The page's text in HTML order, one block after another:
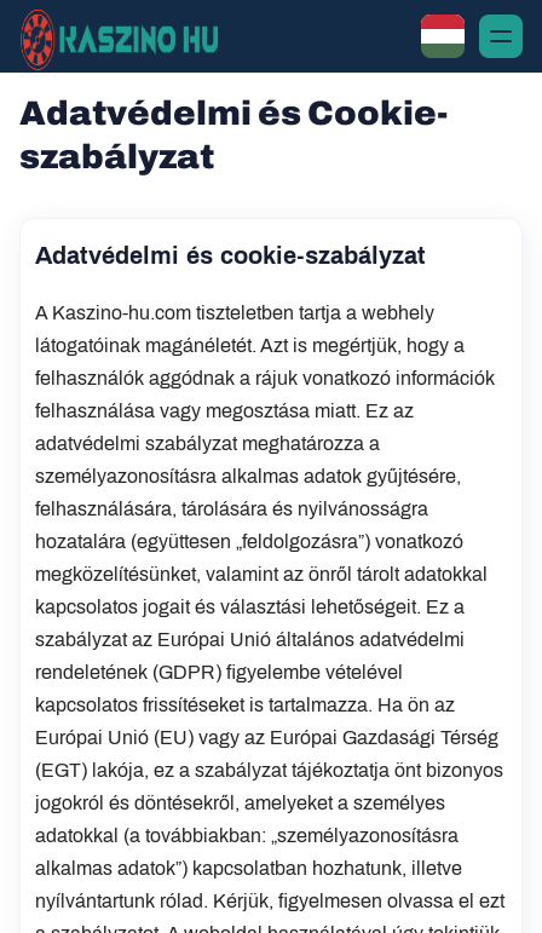
Adatvédelmi és Cookie-
szabályzat
Adatvédelmi és cookie-szabályzat
A Kaszino-hu.com tiszteletben tartja a webhely
látogatóinak magánéletét. Azt is megértjük, hogy a
felhasználók aggódnak a rájuk vonatkozó információk
felhasználása vagy megosztása miatt. Ez az
adatvédelmi szabályzat meghatározza a
személyazonosításra alkalmas adatok gyűjtésére,
felhasználására, tárolására és nyilvánosságra
hozatalára (együttesen „feldolgozásra”) vonatkozó
megközelítésünket, valamint az önről tárolt adatokkal
kapcsolatos jogait és választási lehetőségeit. Ez a
szabályzat az Európai Unió általános adatvédelmi
rendeletének (GDPR) figyelembe vételével
kapcsolatos frissítéseket is tartalmazza. Ha ön az
Európai Unió (EU) vagy az Európai Gazdasági Térség
(EGT) lakója, ez a szabályzat tájékoztatja önt bizonyos
jogokról és döntésekről, amelyeket a személyes
adatokkal (a továbbiakban: „személyazonosításra
alkalmas adatok”) kapcsolatban hozhatunk, illetve
nyílvántartunk rólad. Kérjük, figyelmesen olvassa el ezt